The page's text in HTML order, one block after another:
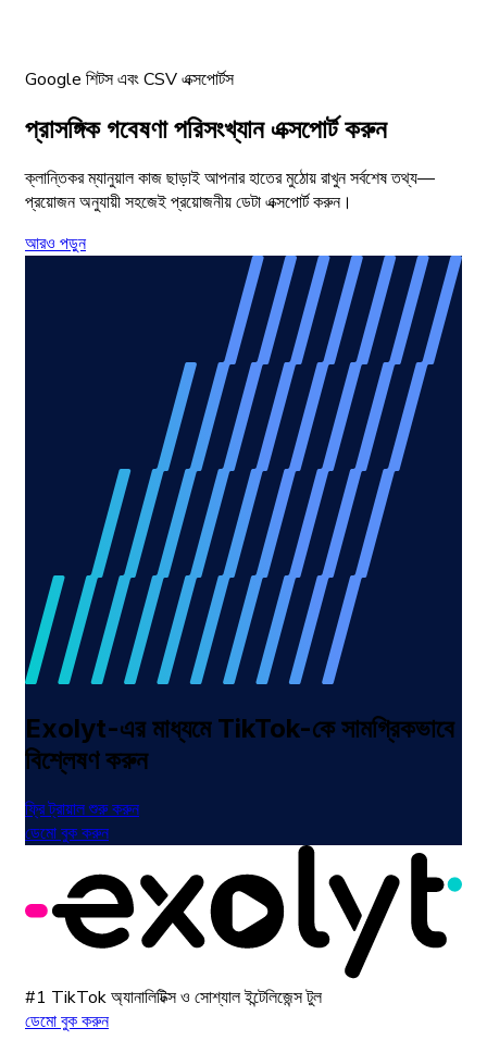
Google শিটস এবং CSV এক্সপোর্টস
প্রাসঙ্গিক গবেষণা পরিসংখ্যান এক্সপোর্ট করুন
ক্লান্তিকর ম্যানুয়াল কাজ ছাড়াই আপনার হাতের মুঠোয় রাখুন সর্বশেষ তথ্য—
প্রয়োজন অনুযায়ী সহজেই প্রয়োজনীয় ডেটা এক্সপোর্ট করুন।
আরও পড়ুন
Exolyt-এর মাধ্যমে TikTok-কে সামগ্রিকভাবে
বিশ্লেষণ করুন
ফ্রি ট্রায়াল শুরু করুন
ডেমো বুক করুন
#1 TikTok অ্যানালিটিক্স ও সোশ্যাল ইন্টেলিজেন্স টুল
ডেমো বুক করুন